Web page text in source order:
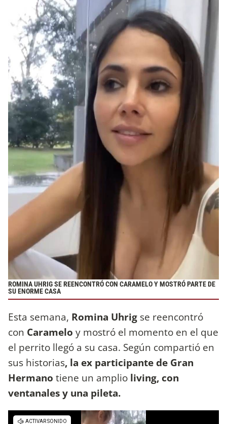
ROMINA UHRIG SE REENCONTRÓ CON CARAMELO Y MOSTRÓ PARTE DE
SU ENORME CASA
Esta semana, Romina Uhrig se reencontró
con Caramelo y mostró el momento en el que
el perrito llegó a su casa. Según compartió en
sus historias, la ex participante de Gran
Hermano tiene un amplio living, con
ventanales y una pileta.